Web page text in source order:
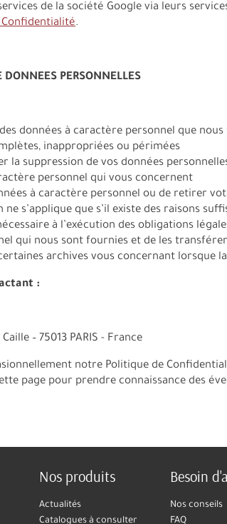
de la société Google via leurs
.
PERSONNELLES
données à caractère personnel que
inappropriées ou périmées
la suppression de vos données
personnel qui vous concernent
à caractère personnel ou de retirer
s’applique que s’il existe des raisons
à l’exécution des obligations
qui nous sont fournies et de les
archives vous concernant lorsque
:
– 75013 PARIS - France
notre Politique de
page pour prendre connaissance des
Nos produits
Actualités
Catalogues à consulter
Besoin
Nos conseils
FAQ